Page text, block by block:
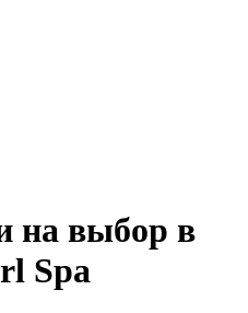
на выбор в
Spa